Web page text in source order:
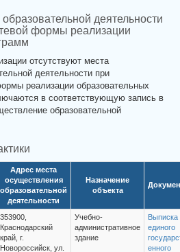
деятельности
формы реализации
отсутствуют места
деятельности при
реализации образовательных
в соответствующую запись в
образовательной
Адрес места
осуществления
образовательной
деятельности
Назначение
объекта
353900,
Краснодарский
край, г.
Новороссийск, ул.
Учебно-
административное
здание
Выписка
единого
енного